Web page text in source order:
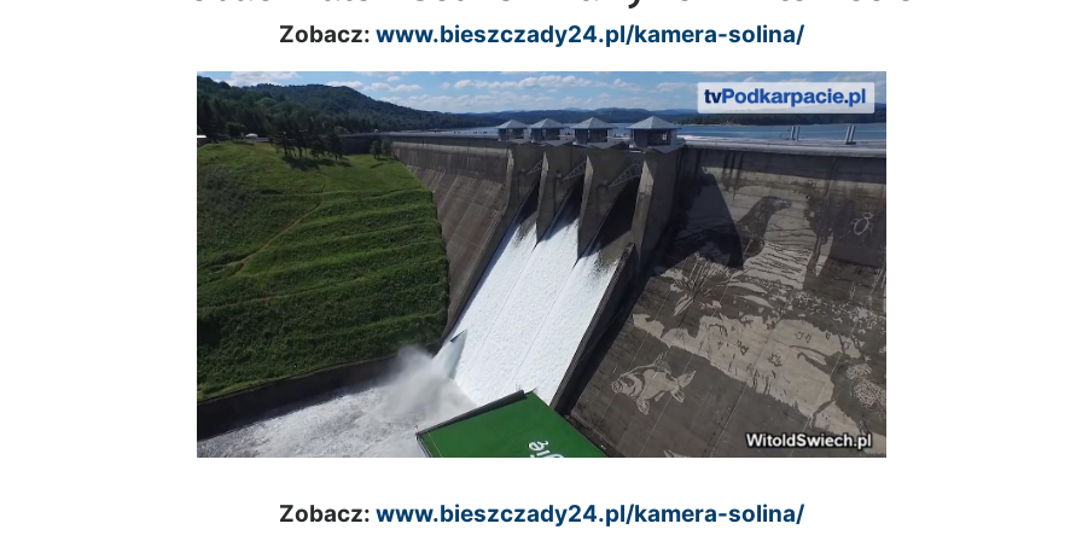
Zobacz:www.bieszczady24.pl/kamera-solina/
Zobacz:www.bieszczady24.pl/kamera-solina/